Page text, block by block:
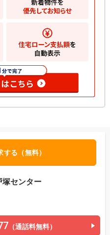
する（無料）
塚センター
（通話料無料）